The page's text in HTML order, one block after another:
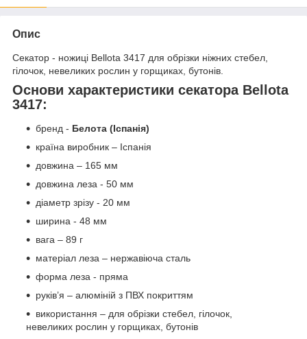
Опис
Секатор - ножиці Bellota 3417 для обрізки ніжних стебел,
гілочок, невеликих рослин у горщиках, бутонів.
Основи характеристики секатора Bellota
3417:
бренд - Белота (Іспанія)
країна виробник – Іспанія
довжина – 165 мм
довжина леза - 50 мм
діаметр зрізу - 20 мм
ширина - 48 мм
вага – 89 г
матеріал леза – нержавіюча сталь
форма леза - пряма
руків’я – алюміній з ПВХ покриттям
використання – для обрізки стебел, гілочок,
невеликих рослин у горщиках, бутонів